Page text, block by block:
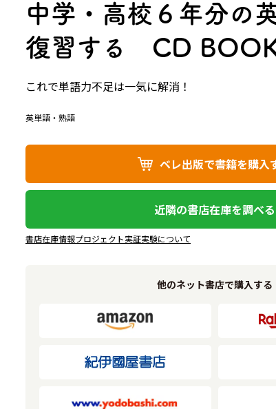
中学・高校６年分の
復習する CD
これで単語力不足は一気に解消！
英単語・熟語
ベレ出版で書籍を購入
近隣の書店在庫を調べる
書店在庫情報プロジェクト実証実験について
他のネット書店で購入する